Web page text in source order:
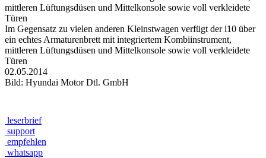
Im Gegensatz zu vielen anderen Kleinstwagen verfügt der i10 über
ein echtes Armaturenbrett mit integriertem Kombiinstrument,
mittleren Lüftungsdüsen und Mittelkonsole sowie voll verkleidete
Türen
02.05.2014
Bild: Hyundai Motor Dtl. GmbH
leserbrief
support
empfehlen
whatsapp